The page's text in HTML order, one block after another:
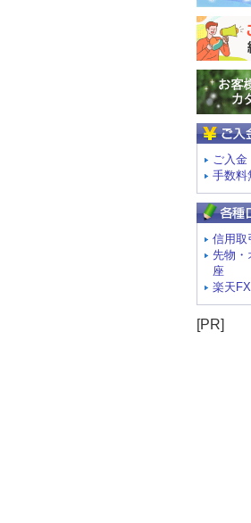
ご入
手数料
信用取
先物・
座
楽天
[PR]